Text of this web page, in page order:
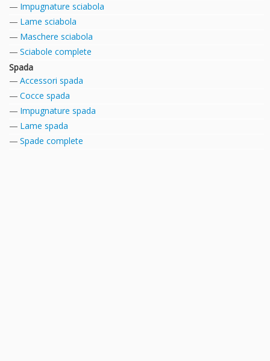
Impugnature sciabola
Lame sciabola
Maschere sciabola
Sciabole complete
Spada
Accessori spada
Cocce spada
Impugnature spada
Lame spada
Spade complete